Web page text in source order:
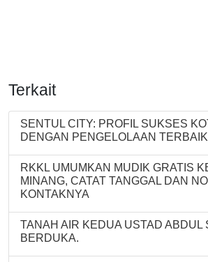
Terkait
SENTUL CITY: PROFIL SUKSES
DENGAN PENGELOLAAN TERBAIK
RKKL UMUMKAN MUDIK GRATIS
MINANG, CATAT TANGGAL DAN
KONTAKNYA
TANAH AIR KEDUA USTAD ABDUL
BERDUKA.